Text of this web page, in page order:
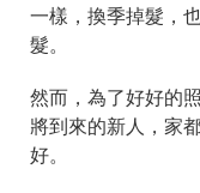
一樣，換季掉髮，
髮。
然而，為了好好的
將到來的新人，家
好。